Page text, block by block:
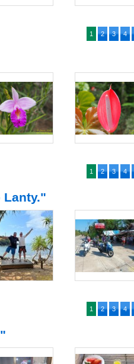
1 2 3 4
1 2 3 4
Lanty."
1 2 3 4